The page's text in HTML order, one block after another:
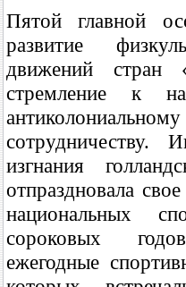
Пятой главной
развитие
движений стран
стремление к
сотрудничеству.
изгнания
отпраздновала
национальных
сороковых
ежегодные